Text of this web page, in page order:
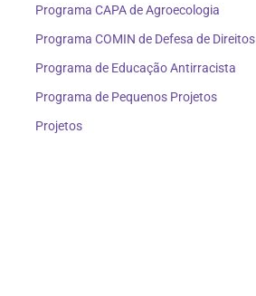
Programa CAPA de Agroecologia
Programa COMIN de Defesa de Direitos
Programa de Educação Antirracista
Programa de Pequenos Projetos
Projetos